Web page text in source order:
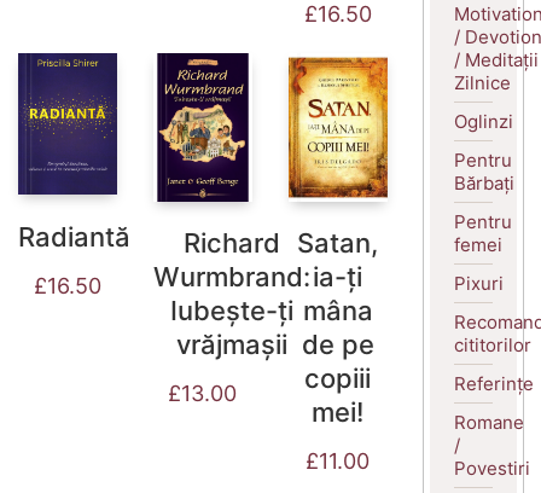
£16.50
Radiantă
£16.50
Richard
Wurmbrand:
Iubește-ți
vrăjmașii
£13.00
Satan,
ia-ți
mâna
de pe
copiii
mei!
£11.00
/
/ Meditații
Zilnice
Oglinzi
Pentru
Bărbați
Pentru
femei
Pixuri
cititorilor
Referințe
Romane
/
Povestiri